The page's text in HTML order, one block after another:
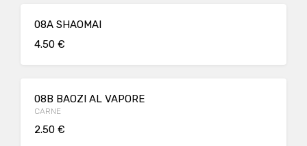
08A SHAOMAI
4.50 €
08B BAOZI AL VAPORE
CARNE
2.50 €